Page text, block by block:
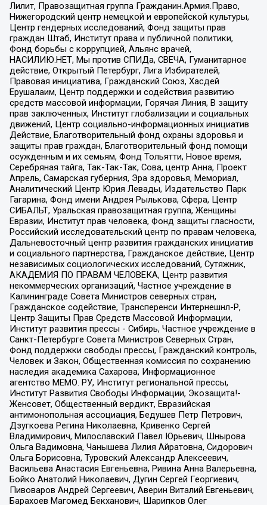
Лилит, Правозащитная группа Гражданин.Армия.Право,
Нижегородский центр немецкой и европейской культуры,
Центр гендерных исследований, Фонд защиты прав
граждан Штаб, Институт права и публичной политики,
Фонд борьбы с коррупцией, Альянс врачей,
НАСИЛИЮ.НЕТ, Мы против СПИДа, СВЕЧА, Гуманитарное
действие, Открытый Петербург, Лига Избирателей,
Правовая инициатива, Гражданский Союз, Хасдей
Ерушалаим, Центр поддержки и содействия развитию
средств массовой информации, Горячая Линия, В защиту
прав заключенных, Институт глобализации и социальных
движений, Центр социально-информационных инициатив
Действие, Благотворительный фонд охраны здоровья и
защиты прав граждан, Благотворительный фонд помощи
осужденным и их семьям, Фонд Тольятти, Новое время,
Серебряная тайга, Так-Так-Так, Сова, центр Анна, Проект
Апрель, Самарская губерния, Эра здоровья, Мемориал,
Аналитический Центр Юрия Левады, Издательство Парк
Гагарина, Фонд имени Андрея Рылькова, Сфера, Центр
СИБАЛЬТ, Уральская правозащитная группа, Женщины
Евразии, Институт прав человека, Фонд защиты гласности,
Российский исследовательский центр по правам человека,
Дальневосточный центр развития гражданских инициатив
и социального партнерства, Гражданское действие, Центр
независимых социологических исследований, Сутяжник,
АКАДЕМИЯ ПО ПРАВАМ ЧЕЛОВЕКА, Центр развития
некоммерческих организаций, Частное учреждение в
Калининграде Совета Министров северных стран,
Гражданское содействие, Трансперенси Интернешнл-Р,
Центр Защиты Прав Средств Массовой Информации,
Институт развития прессы - Сибирь, Частное учреждение в
Санкт-Петербурге Совета Министров Северных Стран,
Фонд поддержки свободы прессы, Гражданский контроль,
Человек и Закон, Общественная комиссия по сохранению
наследия академика Сахарова, Информационное
агентство МЕМО. РУ, Институт региональной прессы,
Институт Развития Свободы Информации, Экозащита!-
Женсовет, Общественный вердикт, Евразийская
антимонопольная ассоциация, Бедушев Петр Петрович,
Дзугкоева Регина Николаевна, Кривенко Сергей
Владимирович, Милославский Павел Юрьевич, Шнырова
Ольга Вадимовна, Чанышева Лилия Айратовна, Сидорович
Ольга Борисовна, Туровский Александр Алексеевич,
Васильева Анастасия Евгеньевна, Ривина Анна Валерьевна,
Бойко Анатолий Николаевич, Дугин Сергей Георгиевич,
Пивоваров Андрей Сергеевич, Аверин Виталий Евгеньевич,
Барахоев Магомед Бекханович, Шарипков Олег